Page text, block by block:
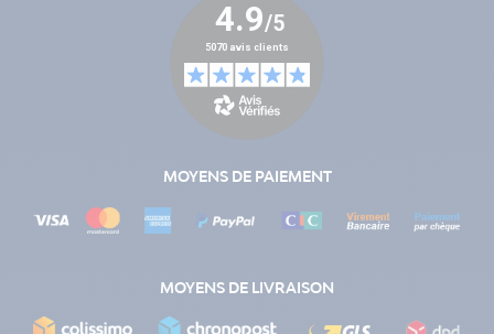
MOYENS DE PAIEMENT
MOYENS DE LIVRAISON